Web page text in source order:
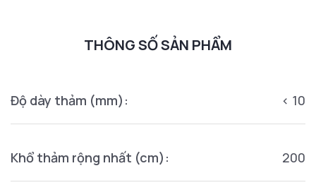
THÔNG SỐ SẢN PHẨM
Độ dày thảm (mm): < 10
Khổ thảm rộng nhất (cm): 200